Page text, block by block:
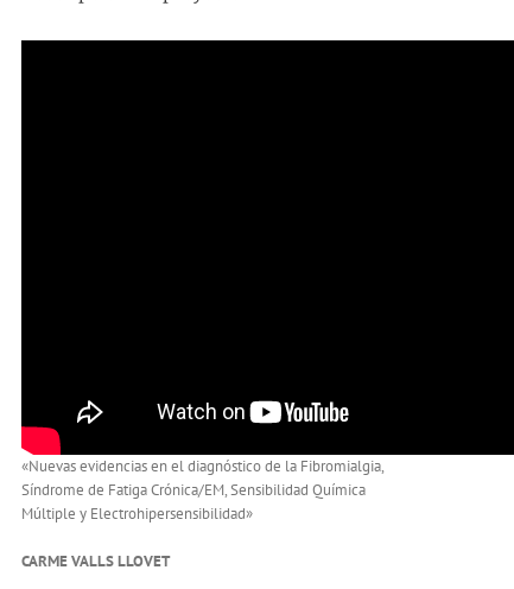
«Nuevas evidencias en el diagnóstico de la Fibromialgia,
Síndrome de Fatiga Crónica/EM, Sensibilidad Química
Múltiple y Electrohipersensibilidad»
CARME VALLS LLOVET